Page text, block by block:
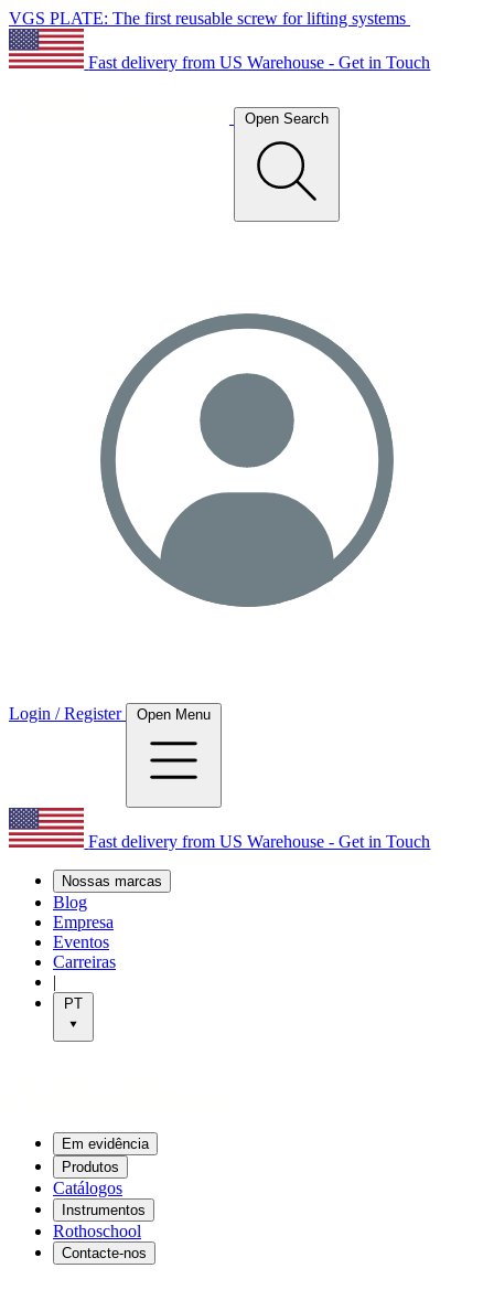
VGS PLATE: The first reusable screw for lifting systems
Fast delivery from US Warehouse - Get in Touch
Open Search
Login / Register Open Menu
Fast delivery from US Warehouse - Get in Touch
Nossas marcas
Blog
Empresa
Eventos
Carreiras
|
PT
Em evidência
Produtos
Catálogos
Instrumentos
Rothoschool
Contacte-nos